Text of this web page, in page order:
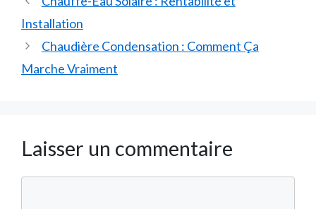
Installation
Chaudière Condensation : Comment Ça
Marche Vraiment
Laisser un commentaire